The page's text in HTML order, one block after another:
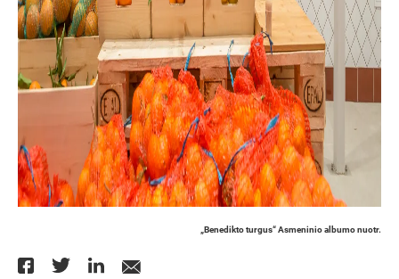
„Benedikto turgus“ Asmeninio albumo nuotr.